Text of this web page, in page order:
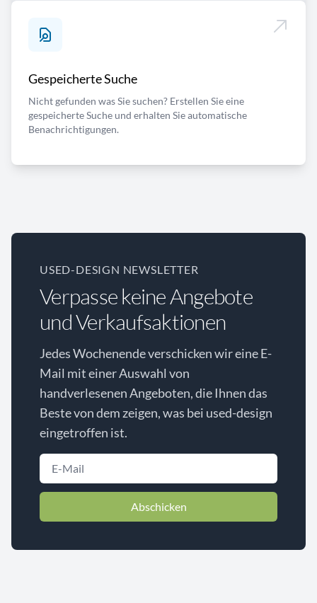
Gespeicherte Suche
Nicht gefunden was Sie suchen? Erstellen Sie eine
gespeicherte Suche und erhalten Sie automatische
Benachrichtigungen.
USED-DESIGN NEWSLETTER
Verpasse keine Angebote
und Verkaufsaktionen
Jedes Wochenende verschicken wir eine E-
Mail mit einer Auswahl von
handverlesenen Angeboten, die Ihnen das
Beste von dem zeigen, was bei used-design
eingetroffen ist.
Abschicken